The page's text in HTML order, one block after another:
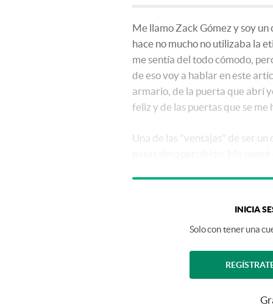
Me llamo Zack Gómez y soy
hace no mucho no utilizaba la
me sentía del todo cómodo,
de eso voy a hablar en este
armario, de la puerta que abrí
feliz y de las puertas que se
Una de las "ventajas" de ser
INICIA
Solo con tener una